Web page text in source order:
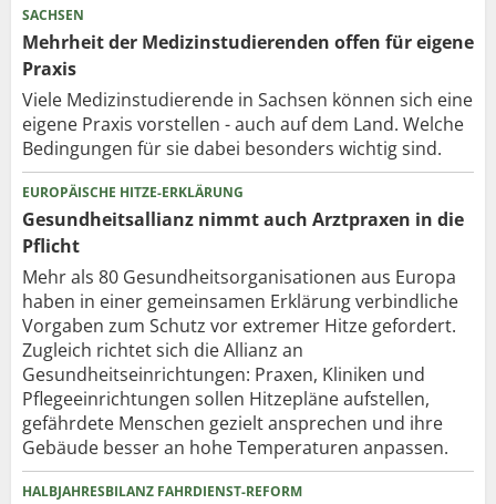
SACHSEN
Mehrheit der Medizinstudierenden offen für eigene
Praxis
Viele Medizinstudierende in Sachsen können sich eine
eigene Praxis vorstellen - auch auf dem Land. Welche
Bedingungen für sie dabei besonders wichtig sind.
EUROPÄISCHE HITZE-ERKLÄRUNG
Gesundheitsallianz nimmt auch Arztpraxen in die
Pflicht
Mehr als 80 Gesundheits­organisationen aus Europa
haben in einer gemeinsamen Erklärung verbindliche
Vorgaben zum Schutz vor extremer Hitze gefordert.
Zugleich richtet sich die Allianz an
Gesundheitseinrichtungen: Praxen, Kliniken und
Pflegeeinrichtungen sollen Hitzepläne aufstellen,
gefährdete Menschen gezielt ansprechen und ihre
Gebäude besser an hohe Temperaturen anpassen.
HALBJAHRESBILANZ FAHRDIENST-REFORM